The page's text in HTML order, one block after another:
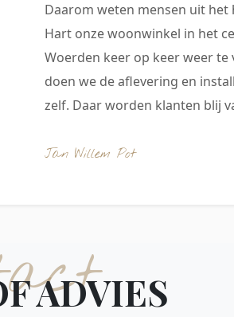
Daarom weten mensen uit het
Hart onze woonwinkel in het
Woerden keer op keer weer te
doen we de aflevering en
zelf. Daar worden klanten blij
Jan Willem Pot
ADVIES